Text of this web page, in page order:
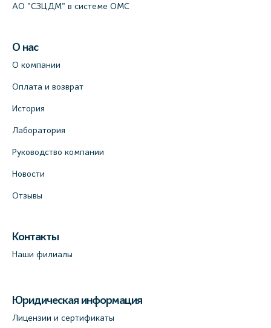
АО "СЗЦДМ" в системе ОМС
О нас
О компании
Оплата и возврат
История
Лаборатория
Руководство компании
Новости
Отзывы
Контакты
Наши филиалы
Юридическая информация
Лицензии и сертификаты